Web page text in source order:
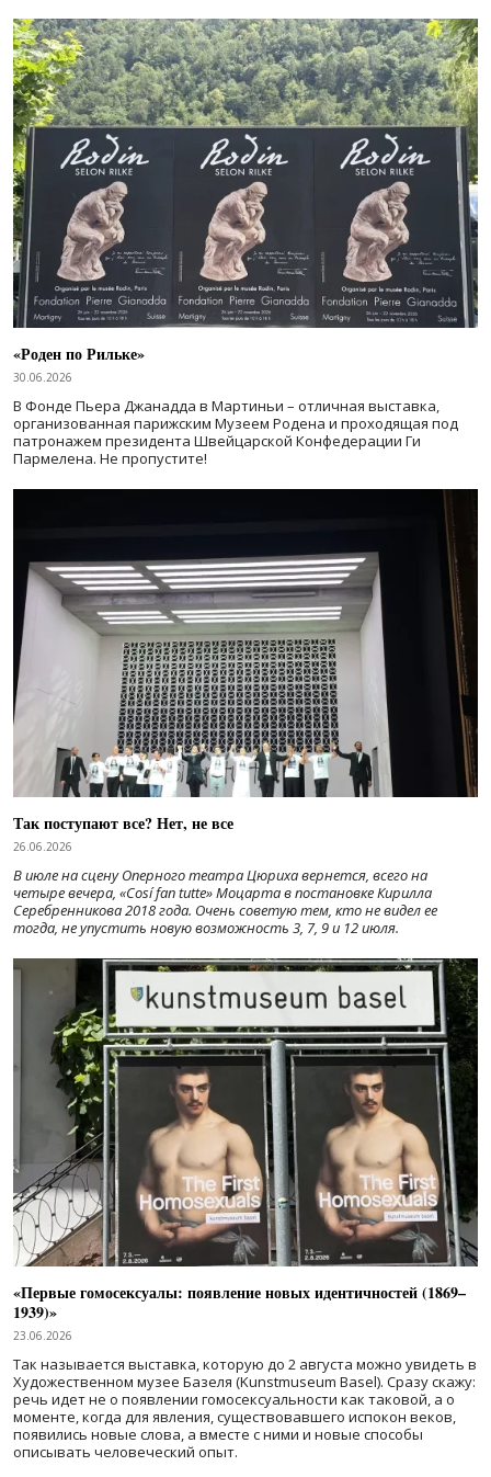
«Роден по Рильке»
30.06.2026
В Фонде Пьера Джанадда в Мартиньи – отличная выставка,
организованная парижским Музеем Родена и проходящая под
патронажем президента Швейцарской Конфедерации Ги
Пармелена. Не пропустите!
Так поступают все? Нет, не все
26.06.2026
В июле на сцену Оперного театра Цюриха вернется, всего на
четыре вечера, «Cosí fan tutte» Моцарта в постановке Кирилла
Серебренникова 2018 года. Очень советую тем, кто не видел ее
тогда, не упустить новую возможность 3, 7, 9 и 12 июля.
«Первые гомосексуалы: появление новых идентичностей (1869–
1939)»
23.06.2026
Так называется выставка, которую до 2 августа можно увидеть в
Художественном музее Базеля (Kunstmuseum Basel). Сразу скажу:
речь идет не о появлении гомосексуальности как таковой, а о
моменте, когда для явления, существовавшего испокон веков,
появились новые слова, а вместе с ними и новые способы
описывать человеческий опыт.